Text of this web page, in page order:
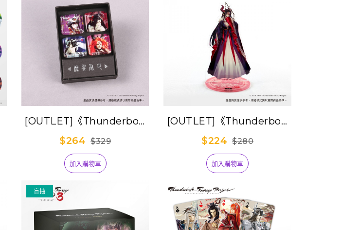
[OUTLET]《Thunderbolt
Fantasy 東離劍遊紀３》晶
君臨+刑亥+阿爾貝盧法+禍
$264 $329
加入購物車
[OUTLET]《Thunderbolt
Fantasy東離劍遊紀３》角
$224 $280
加入購物車
盲抽